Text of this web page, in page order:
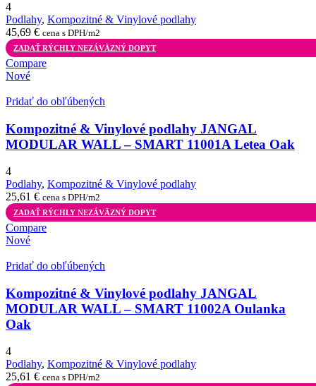
4
Podlahy, Kompozitné & Vinylové podlahy
45,69 € cena s DPH/m2
ZADAŤ RÝCHLY NEZÁVÄZNÝ DOPYT
Compare
Nové
Pridať do obľúbených
Kompozitné & Vinylové podlahy JANGAL
MODULAR WALL – SMART 11001A Letea Oak
4
Podlahy, Kompozitné & Vinylové podlahy
25,61 € cena s DPH/m2
ZADAŤ RÝCHLY NEZÁVÄZNÝ DOPYT
Compare
Nové
Pridať do obľúbených
Kompozitné & Vinylové podlahy JANGAL
MODULAR WALL – SMART 11002A Oulanka
Oak
4
Podlahy, Kompozitné & Vinylové podlahy
25,61 € cena s DPH/m2